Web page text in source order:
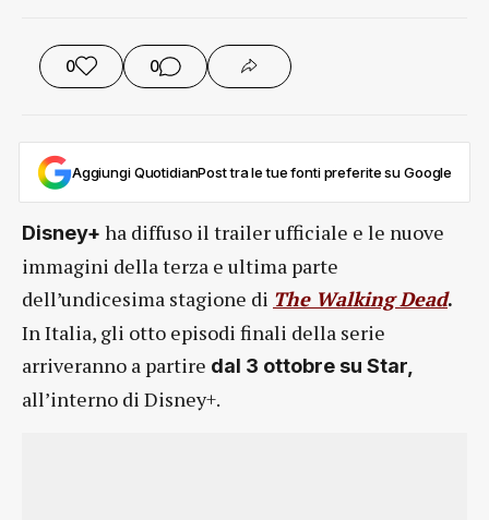
0 0
Aggiungi QuotidianPost tra le tue fonti preferite su Google
Disney+ ha diffuso il trailer ufficiale e le nuove
immagini della terza e ultima parte
dell’undicesima stagione di The Walking Dead.
In Italia, gli otto episodi finali della serie
arriveranno a partire dal 3 ottobre su Star,
all’interno di Disney+.